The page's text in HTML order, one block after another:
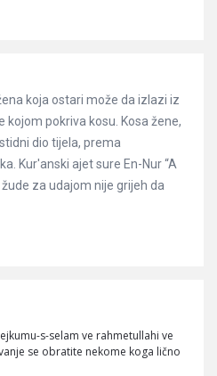
koja ostari može da izlazi iz
kojom pokriva kosu. Kosa žene,
dio tijela, prema
Kur'anski ajet sure En-Nur “A
za udajom nije grijeh da
s-selam ve rahmetullahi ve
se obratite nekome koga lično